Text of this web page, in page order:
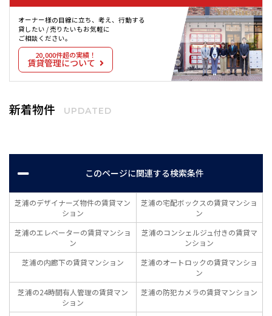
オーナー様の目線に立ち、考え、行動する
貸したい / 売りたいもお気軽に
ご相談ください。
20,000件超の実績！
賃貸管理について
新着物件 UPDATED
このページに関連する検索条件
芝浦のデザイナーズ物件の賃貸マン
ション
芝浦の宅配ボックスの賃貸マンショ
ン
芝浦のエレベーターの賃貸マンショ
ン
芝浦のコンシェルジュ付きの賃貸マ
ンション
芝浦の内廊下の賃貸マンション
芝浦のオートロックの賃貸マンショ
ン
芝浦の24時間有人管理の賃貸マン
ション
芝浦の防犯カメラの賃貸マンション